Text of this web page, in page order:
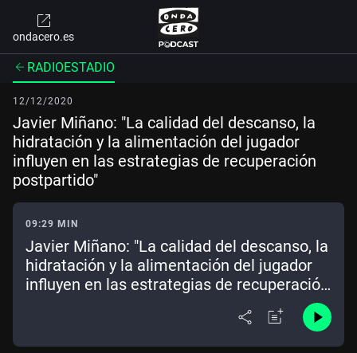
ondacero.es
RADIOESTADIO
12/12/2020
Javier Miñano: "La calidad del descanso, la
hidratación y la alimentación del jugador
influyen en las estrategias de recuperación
postpartido"
09:29 MIN
Javier Miñano: "La calidad del descanso, la
hidratación y la alimentación del jugador
influyen en las estrategias de recuperación